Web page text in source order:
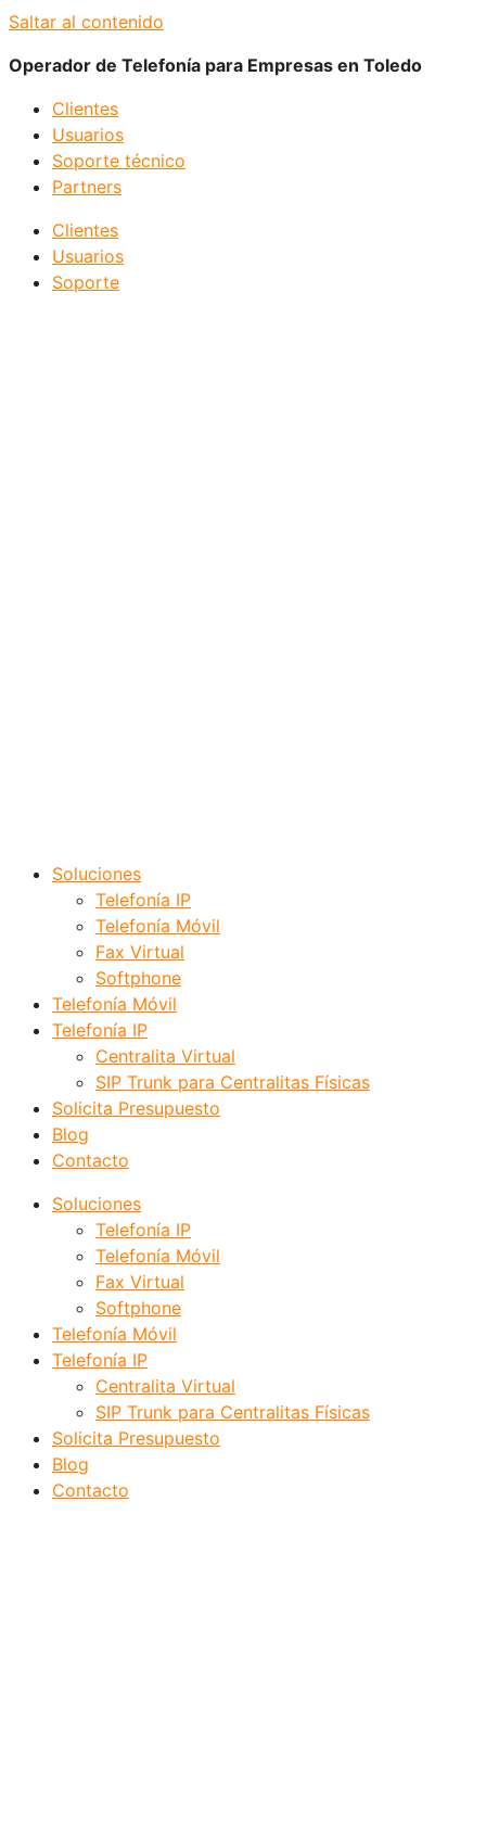
Saltar al contenido
Operador de Telefonía para Empresas en Toledo
Clientes
Usuarios
Soporte técnico
Partners
Clientes
Usuarios
Soporte
Soluciones
Telefonía IP
Telefonía Móvil
Fax Virtual
Softphone
Telefonía Móvil
Telefonía IP
Centralita Virtual
SIP Trunk para Centralitas Físicas
Solicita Presupuesto
Blog
Contacto
Soluciones
Telefonía IP
Telefonía Móvil
Fax Virtual
Softphone
Telefonía Móvil
Telefonía IP
Centralita Virtual
SIP Trunk para Centralitas Físicas
Solicita Presupuesto
Blog
Contacto